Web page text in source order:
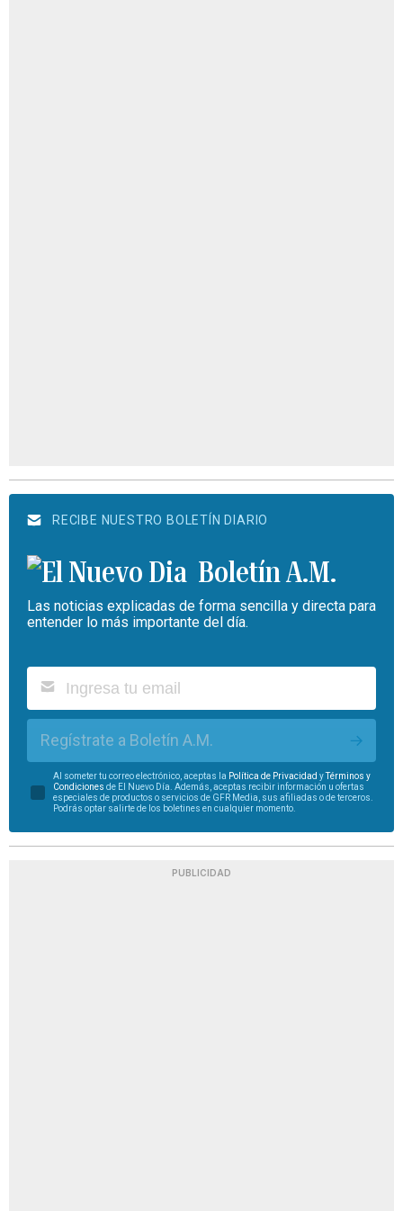
RECIBE NUESTRO BOLETÍN DIARIO
Boletín A.M.
Las noticias explicadas de forma sencilla y directa para
entender lo más importante del día.
Regístrate a Boletín A.M.
Al someter tu correo electrónico, aceptas la Política de Privacidad yTérminos y
Condiciones de El Nuevo Día. Además, aceptas recibir información u ofertas
especiales de productos o servicios de GFR Media, sus afiliadas o de terceros.
Podrás optar salirte de los boletines en cualquier momento.
PUBLICIDAD